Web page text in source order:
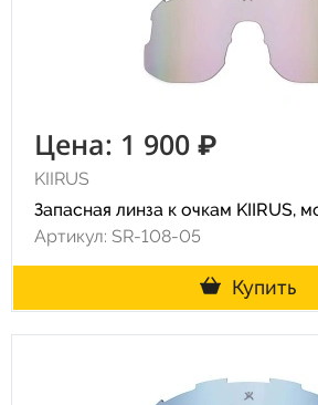
Цена: 1 900 ₽
KIIRUS
Запасная линза к очкам KIIRUS,
Артикул: SR-108-05
Купить